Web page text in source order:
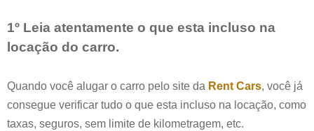
1º Leia atentamente o que esta incluso na
locação do carro.
Quando você alugar o carro pelo site da Rent Cars, você já
consegue verificar tudo o que esta incluso na locação, como
taxas, seguros, sem limite de kilometragem, etc.